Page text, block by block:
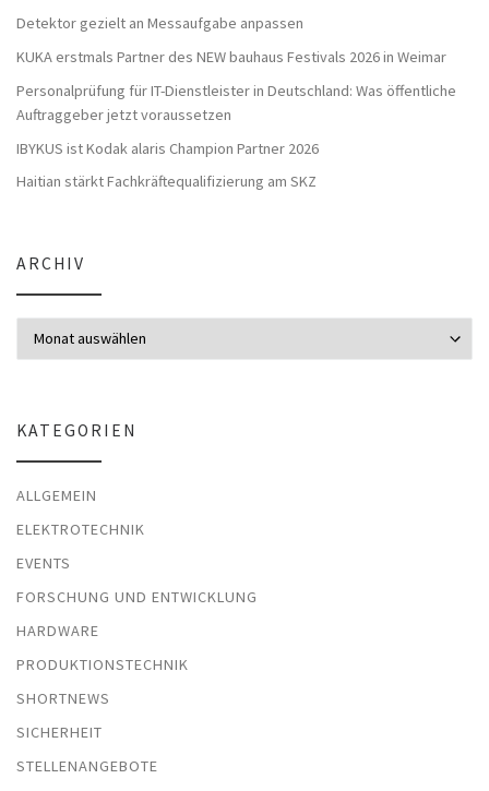
Detektor gezielt an Messaufgabe anpassen
KUKA erstmals Partner des NEW bauhaus Festivals 2026 in Weimar
Personalprüfung für IT-Dienstleister in Deutschland: Was öffentliche
Auftraggeber jetzt voraussetzen
IBYKUS ist Kodak alaris Champion Partner 2026
Haitian stärkt Fachkräftequalifizierung am SKZ
ARCHIV
KATEGORIEN
ALLGEMEIN
ELEKTROTECHNIK
EVENTS
FORSCHUNG UND ENTWICKLUNG
HARDWARE
PRODUKTIONSTECHNIK
SHORTNEWS
SICHERHEIT
STELLENANGEBOTE